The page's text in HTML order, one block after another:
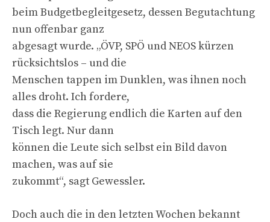
beim Budgetbegleitgesetz, dessen Begutachtung
nun offenbar ganz
abgesagt wurde. „ÖVP, SPÖ und NEOS kürzen
rücksichtslos – und die
Menschen tappen im Dunklen, was ihnen noch
alles droht. Ich fordere,
dass die Regierung endlich die Karten auf den
Tisch legt. Nur dann
können die Leute sich selbst ein Bild davon
machen, was auf sie
zukommt“, sagt Gewessler.
Doch auch die in den letzten Wochen bekannt